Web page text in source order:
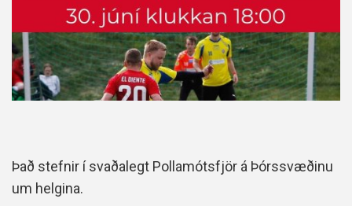
Það stefnir í svaðalegt Pollamótsfjör á Þórssvæðinu
um helgina.